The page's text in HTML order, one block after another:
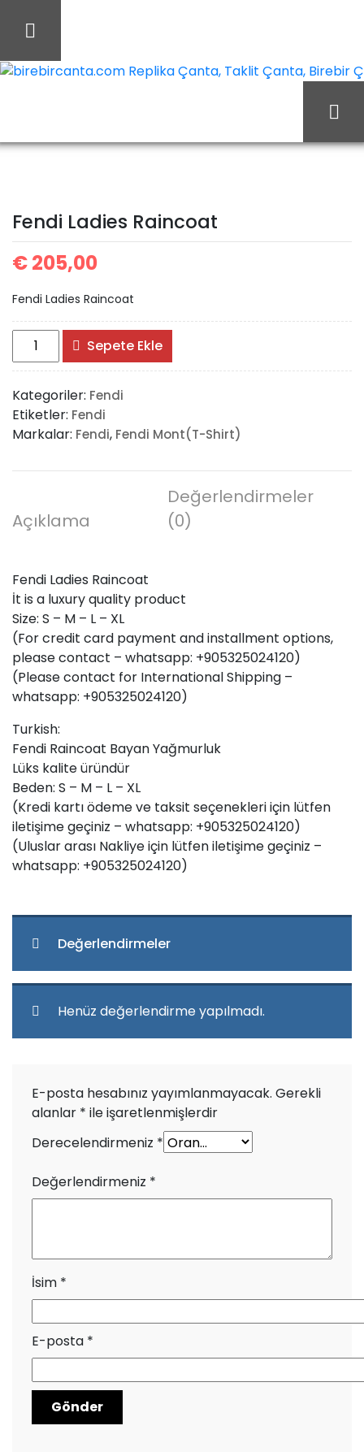
Fendi Ladies Raincoat
€205,00
Fendi Ladies Raincoat
Fendi
Ladies
Raincoat
adet
Sepete Ekle
Kategoriler: Fendi
Etiketler: Fendi
Markalar: Fendi, Fendi Mont(T-Shirt)
Açıklama
Değerlendirmeler
(0)
Fendi Ladies Raincoat
İt is a luxury quality product
Size: S – M – L – XL
(For credit card payment and installment options,
please contact – whatsapp: +905325024120)
(Please contact for International Shipping –
whatsapp: +905325024120)
Turkish:
Fendi Raincoat Bayan Yağmurluk
Lüks kalite üründür
Beden: S – M – L – XL
(Kredi kartı ödeme ve taksit seçenekleri için lütfen
iletişime geçiniz – whatsapp: +905325024120)
(Uluslar arası Nakliye için lütfen iletişime geçiniz –
whatsapp: +905325024120)
Değerlendirmeler
Henüz değerlendirme yapılmadı.
E-posta hesabınız yayımlanmayacak. Gerekli
alanlar * ile işaretlenmişlerdir
Derecelendirmeniz *
Değerlendirmeniz *
İsim *
E-posta *